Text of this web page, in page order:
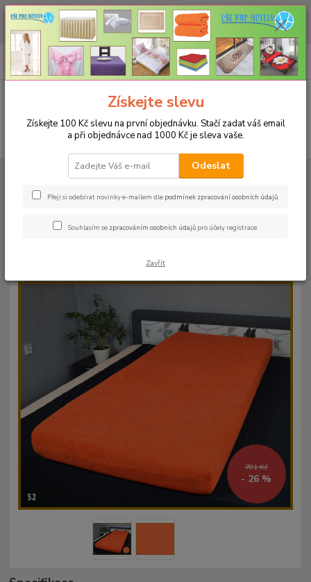
CHCETE NAKOUPIT VĚTŠÍ MNOŽSTVÍ NAŠICH PRODUKTŮ ZA LEPŠÍ
CENU? Klikněte ZDE
CZK
+420 773 794 023
Pondělí-pátek 9-16 hodin
0ks
za0 Kč
PROSTĚRADLA
Froté prostěradla s gumou - 190g/m2 - 45 barev
52 mandarinka
Froté prostěradlo 200x220cm -
701 Kč
- 26 %
Získejte slevu
Získejte 100 Kč slevu na první objednávku. Stačí zadat váš email
a při objednávce nad 1000 Kč je sleva vaše.
Odeslat
Přeji si odebírat novinky e-mailem dle podmínek zpracování osobních údajů.
Souhlasím se zpracováním osobních údajů pro účely registrace.
Zavřít